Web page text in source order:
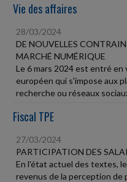
Vie des affaires
28/03/2024
DE NOUVELLES
MARCHÉ NUMÉRIQUE
Le 6 mars 2024 est entré
européen qui s'impose aux
recherche ou réseaux
Fiscal TPE
27/03/2024
PARTICIPATION DES
En l'état actuel des textes,
revenus de la perception de